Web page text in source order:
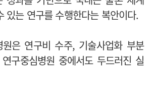
있는 연구를 수행한다는 복안이다.
원은 연구비 수주, 기술사업화 부분
구중심병원 중에서도 두드러진 실